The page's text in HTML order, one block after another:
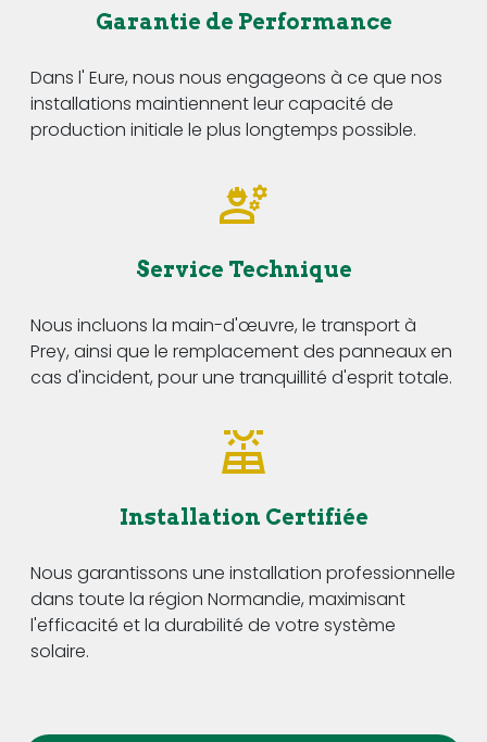
Garantie de Performance
Dans l' Eure, nous nous engageons à ce que nos
installations maintiennent leur capacité de
production initiale le plus longtemps possible.
Service Technique
Nous incluons la main-d'œuvre, le transport à
Prey, ainsi que le remplacement des panneaux en
cas d'incident, pour une tranquillité d'esprit totale.
Installation Certifiée
Nous garantissons une installation professionnelle
dans toute la région Normandie, maximisant
l'efficacité et la durabilité de votre système
solaire.